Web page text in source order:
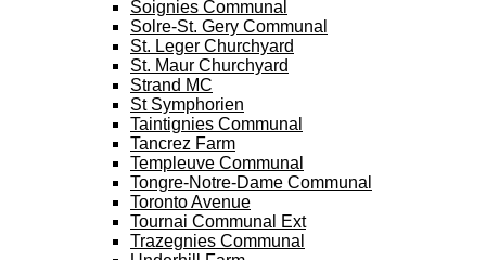
Soignies Communal
Solre-St. Gery Communal
St. Leger Churchyard
St. Maur Churchyard
Strand MC
St Symphorien
Taintignies Communal
Tancrez Farm
Templeuve Communal
Tongre-Notre-Dame Communal
Toronto Avenue
Tournai Communal Ext
Trazegnies Communal